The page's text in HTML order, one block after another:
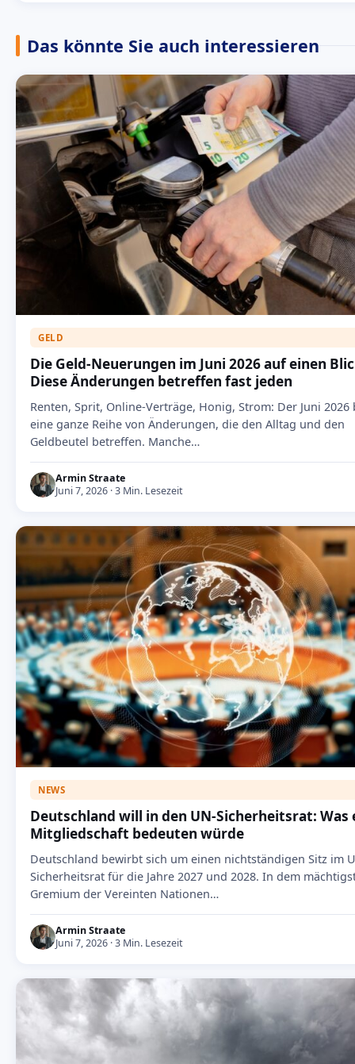
Das könnte Sie auch interessieren
GELD
Die Geld-Neuerungen im Juni 2026 auf einen
Diese Änderungen betreffen fast jeden
Renten, Sprit, Online-Verträge, Honig, Strom: Der Juni
eine ganze Reihe von Änderungen, die den Alltag und den
Geldbeutel betreffen. Manche…
Armin Straate
Juni 7, 2026 · 3 Min. Lesezeit
NEWS
Deutschland will in den UN-Sicherheitsrat: Was
Mitgliedschaft bedeuten würde
Deutschland bewirbt sich um einen nichtständigen Sitz im
Sicherheitsrat für die Jahre 2027 und 2028. In dem
Gremium der Vereinten Nationen…
Armin Straate
Juni 7, 2026 · 3 Min. Lesezeit